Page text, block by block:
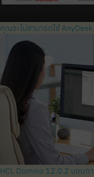
คุณจะไม่สามารถใช้
HCL Domino 12.0.2 มอบก